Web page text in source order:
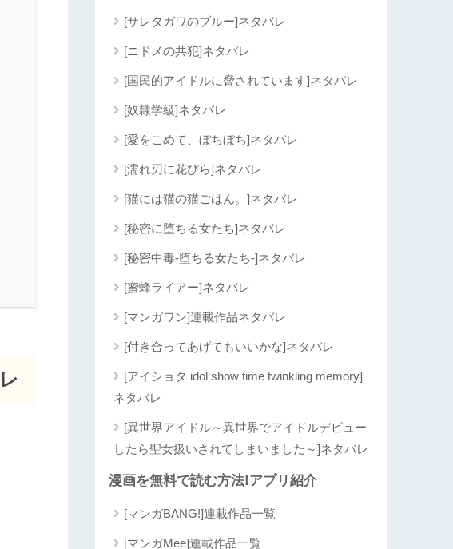
[サレタガワのブルー]ネタバレ
[ニドメの共犯]ネタバレ
[国民的アイドルに脅されています]ネタバレ
[奴隷学級]ネタバレ
[愛をこめて、ぼちぼち]ネタバレ
[濡れ刃に花びら]ネタバレ
[猫には猫の猫ごはん。]ネタバレ
[秘密に堕ちる女たち]ネタバレ
[秘密中毒-堕ちる女たち-]ネタバレ
[蜜蜂ライアー]ネタバレ
[マンガワン]連載作品ネタバレ
[付き合ってあげてもいいかな]ネタバレ
[アイショタ idol show time twinkling memory]
ネタバレ
[異世界アイドル～異世界でアイドルデビュー
したら聖女扱いされてしまいました～]ネタバレ
漫画を無料で読む方法!アプリ紹介
[マンガBANG!]連載作品一覧
[マンガMee]連載作品一覧